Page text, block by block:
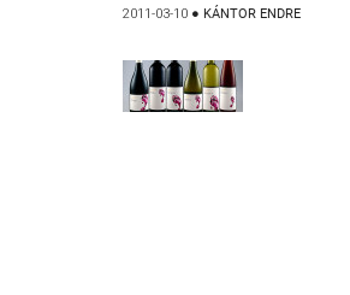
2011-03-10 ● KÁNTOR ENDRE